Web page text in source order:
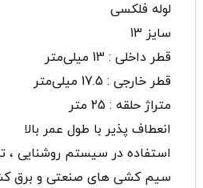
لوله فلکسی
سایز 13
قطر داخلی : 13 میلی‌متر
قطر خارجی : 17.5 میلی‌متر
متراژ حلقه : 25 متر
انعطاف پذیر با طول عمر بالا
استفاده در سیستم روشنایی ،
سیم کشی های صنعتی و برق